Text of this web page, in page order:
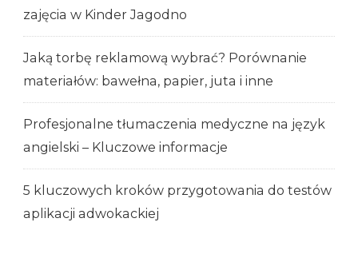
zajęcia w Kinder Jagodno
Jaką torbę reklamową wybrać? Porównanie
materiałów: bawełna, papier, juta i inne
Profesjonalne tłumaczenia medyczne na język
angielski – Kluczowe informacje
5 kluczowych kroków przygotowania do testów
aplikacji adwokackiej